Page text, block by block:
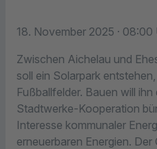
18. November 2025 · 08:00
Zwischen Aichelau und
soll ein Solarpark
Fußballfelder. Bauen will ihn
Stadtwerke-Kooperation
Interesse kommunaler
erneuerbaren Energien.